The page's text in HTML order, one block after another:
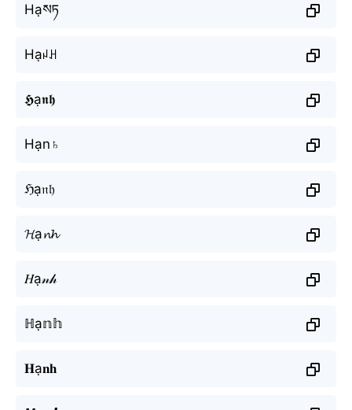
Hạསཏ
Hạꈤꃅ
𝕳ạ𝖓𝖍
Hạn♄
ℌạ𝔫𝔥
𝓗ạ𝓷𝓱
𝐻ạ𝓃𝒽
ℍạ𝕟𝕙
𝐇ạ𝐧𝐡